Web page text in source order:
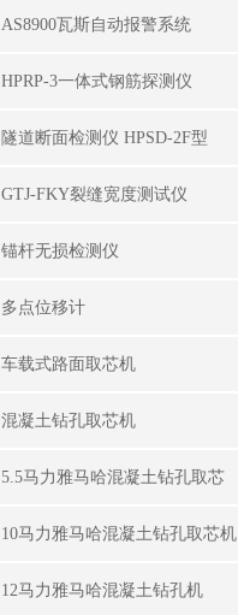
AS8900瓦斯自动报警系统
HPRP-3一体式钢筋探测仪
隧道断面检测仪 HPSD-2F型
GTJ-FKY裂缝宽度测试仪
锚杆无损检测仪
多点位移计
车载式路面取芯机
混凝土钻孔取芯机
5.5马力雅马哈混凝土钻孔取芯
10马力雅马哈混凝土钻孔取芯机
12马力雅马哈混凝土钻孔机